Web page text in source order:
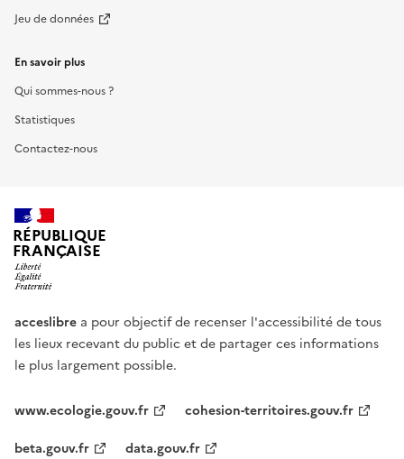
Jeu de données
En savoir plus
Qui sommes-nous ?
Statistiques
Contactez-nous
RÉPUBLIQUE
FRANÇAISE
acceslibre a pour objectif de recenser l'accessibilité de tous
les lieux recevant du public et de partager ces informations
le plus largement possible.
www.ecologie.gouv.fr
cohesion-territoires.gouv.fr
beta.gouv.fr
data.gouv.fr